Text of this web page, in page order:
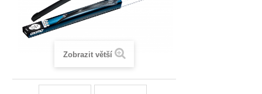
Zobrazit větší